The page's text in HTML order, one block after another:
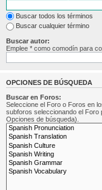
Buscar todos los términos
Buscar cualquier término
Buscar autor:
Emplee * como comodín para
OPCIONES DE BÚSQUEDA
Buscar en Foros:
Seleccione el Foro o Foros en
subforos seleccionando el Foro
Opciones de búsqueda).